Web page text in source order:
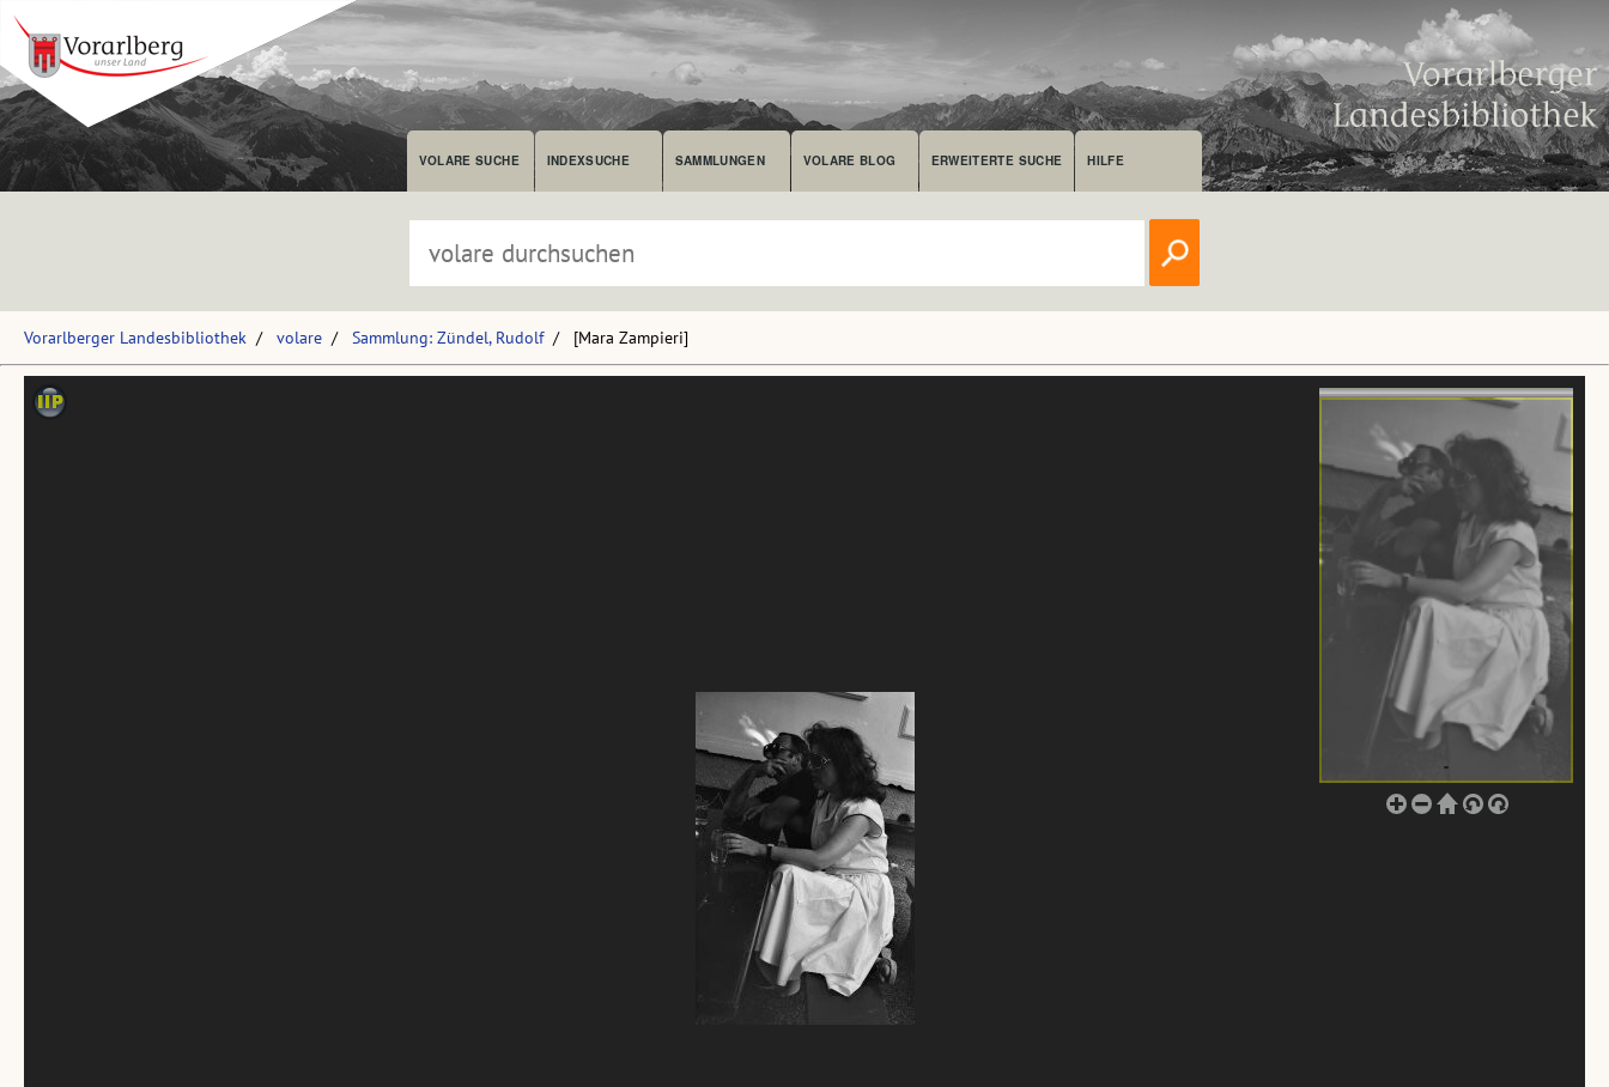
VOLARE SUCHE INDEXSUCHE SAMMLUNGEN VOLARE BLOG ERWEITERTE SUCHE HILFE
Vorarlberger Landesbibliothek volare Sammlung: Zündel, Rudolf [Mara Zampieri]